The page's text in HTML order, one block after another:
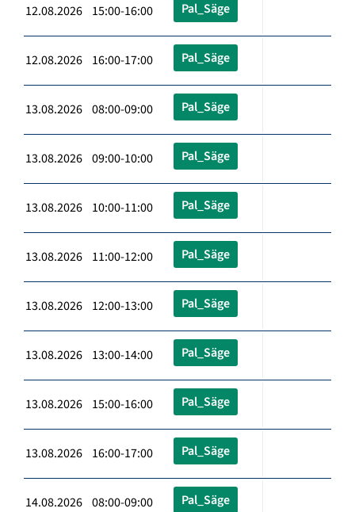
12.08.2026 15:00-16:00 Pal_Säge
12.08.2026 16:00-17:00 Pal_Säge
13.08.2026 08:00-09:00 Pal_Säge
13.08.2026 09:00-10:00 Pal_Säge
13.08.2026 10:00-11:00 Pal_Säge
13.08.2026 11:00-12:00 Pal_Säge
13.08.2026 12:00-13:00 Pal_Säge
13.08.2026 13:00-14:00 Pal_Säge
13.08.2026 15:00-16:00 Pal_Säge
13.08.2026 16:00-17:00 Pal_Säge
14.08.2026 08:00-09:00 Pal_Säge